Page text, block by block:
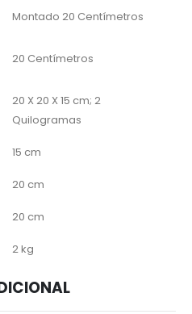
Montado 20 Centímetros
20 Centímetros
20 X 20 X 15 cm; 2
Quilogramas
15 cm
20 cm
20 cm
2 kg